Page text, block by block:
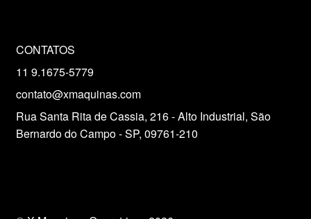
CONTATOS
11 9.1675-5779
contato@xmaquinas.com
Rua Santa Rita de Cassia, 216 - Alto Industrial, São
Bernardo do Campo - SP, 09761-210